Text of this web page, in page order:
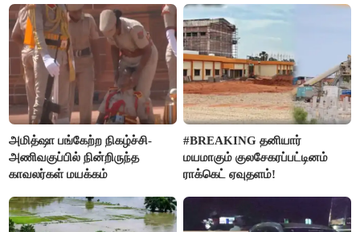
அமித்ஷா பங்கேற்ற நிகழ்ச்சி-
அணிவகுப்பில் நின்றிருந்த
காவலர்கள் மயக்கம்
#BREAKING தனியார்
மயமாகும் குலசேகரப்பட்டினம்
ராக்கெட் ஏவுதளம்!